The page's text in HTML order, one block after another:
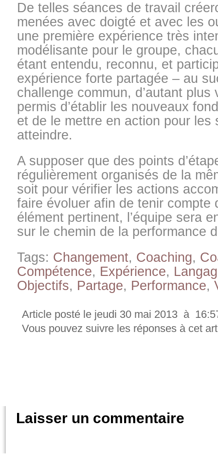
De telles séances de travail
menées avec doigté et avec les
une première expérience très
modélisante pour le groupe,
étant entendu, reconnu, et
expérience forte partagée – au
challenge commun, d’autant plus
permis d’établir les nouveaux
et de le mettre en action pour les
atteindre.
A supposer que des points
régulièrement organisés de la
soit pour vérifier les actions
faire évoluer afin de tenir compte
élément pertinent, l’équipe sera
sur le chemin de la performance
Tags: Changement, Coaching,
Compétence, Expérience,
Objectifs, Partage, Performance,
Article posté le jeudi 30 mai 2013 à
Vous pouvez suivre les réponses à cet
Laisser un commentaire